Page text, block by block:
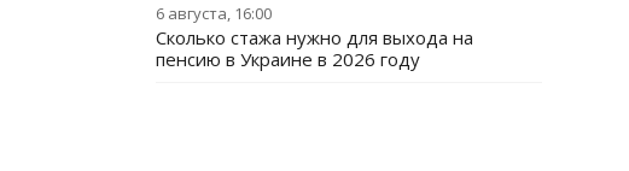
6 августа, 16:00
Сколько стажа нужно для выхода на
пенсию в Украине в 2026 году